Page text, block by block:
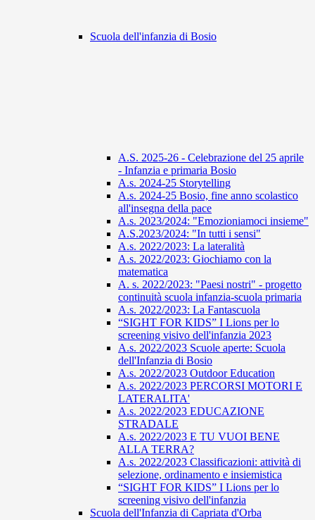
Scuola dell'infanzia di Bosio
A.S. 2025-26 - Celebrazione del 25 aprile
- Infanzia e primaria Bosio
A.s. 2024-25 Storytelling
A.s. 2024-25 Bosio, fine anno scolastico
all'insegna della pace
A.s. 2023/2024: "Emozioniamoci insieme"
A.S.2023/2024: "In tutti i sensi"
A.s. 2022/2023: La lateralità
A.s. 2022/2023: Giochiamo con la
matematica
A. s. 2022/2023: "Paesi nostri" - progetto
continuità scuola infanzia-scuola primaria
A.s. 2022/2023: La Fantascuola
“SIGHT FOR KIDS” I Lions per lo
screening visivo dell'infanzia 2023
A.s. 2022/2023 Scuole aperte: Scuola
dell'Infanzia di Bosio
A.s. 2022/2023 Outdoor Education
A.s. 2022/2023 PERCORSI MOTORI E
LATERALITA'
A.s. 2022/2023 EDUCAZIONE
STRADALE
A.s. 2022/2023 E TU VUOI BENE
ALLA TERRA?
A.s. 2022/2023 Classificazioni: attività di
selezione, ordinamento e insiemistica
“SIGHT FOR KIDS” I Lions per lo
screening visivo dell'infanzia
Scuola dell'Infanzia di Capriata d'Orba